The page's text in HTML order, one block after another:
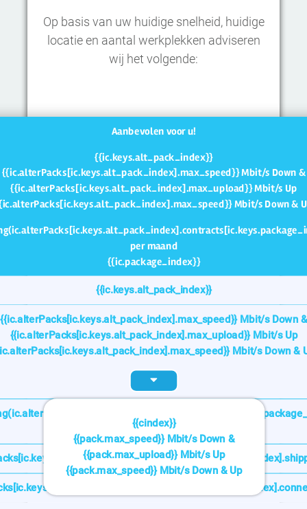
Op basis van uw huidige snelheid, huidige
locatie en aantal werkplekken adviseren
wij het volgende:
Aanbevolen voor u!
{{ic.keys.alt_pack_index}}
{{ic.alterPacks[ic.keys.alt_pack_index].max_speed}} Mbit/s Down &
{{ic.alterPacks[ic.keys.alt_pack_index].max_upload}} Mbit/s Up
Mbit/s Down &
per maand
{{ic.package_index}}
{{ic.keys.alt_pack_index}}
{{ic.alterPacks[ic.keys.alt_pack_index].max_speed}} Mbit/s Down &
{{ic.alterPacks[ic.keys.alt_pack_index].max_upload}} Mbit/s Up
Mbit/s Down &
{{cindex}}
{{pack.max_speed}} Mbit/s Down &
{{pack.max_upload}} Mbit/s Up
{{pack.max_speed}} Mbit/s Down & Up
per maand